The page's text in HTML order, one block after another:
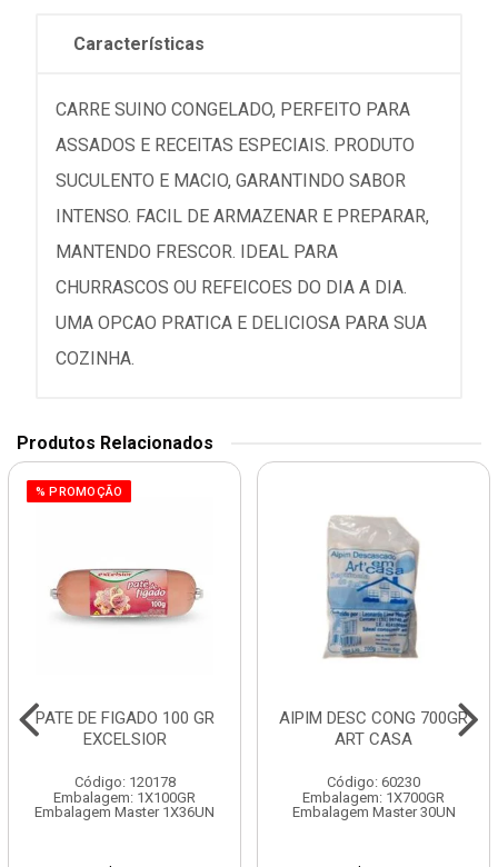
Características
CARRE SUINO CONGELADO, PERFEITO PARA
ASSADOS E RECEITAS ESPECIAIS. PRODUTO
SUCULENTO E MACIO, GARANTINDO SABOR
INTENSO. FACIL DE ARMAZENAR E PREPARAR,
MANTENDO FRESCOR. IDEAL PARA
CHURRASCOS OU REFEICOES DO DIA A DIA.
UMA OPCAO PRATICA E DELICIOSA PARA SUA
COZINHA.
Produtos Relacionados
% PROMOÇÃO
PATE DE FIGADO 100 GR
EXCELSIOR
Código: 120178
Embalagem: 1X100GR
Embalagem Master 1X36UN
AIPIM DESC CONG 700GR
ART CASA
Código: 60230
Embalagem: 1X700GR
Embalagem Master 30UN